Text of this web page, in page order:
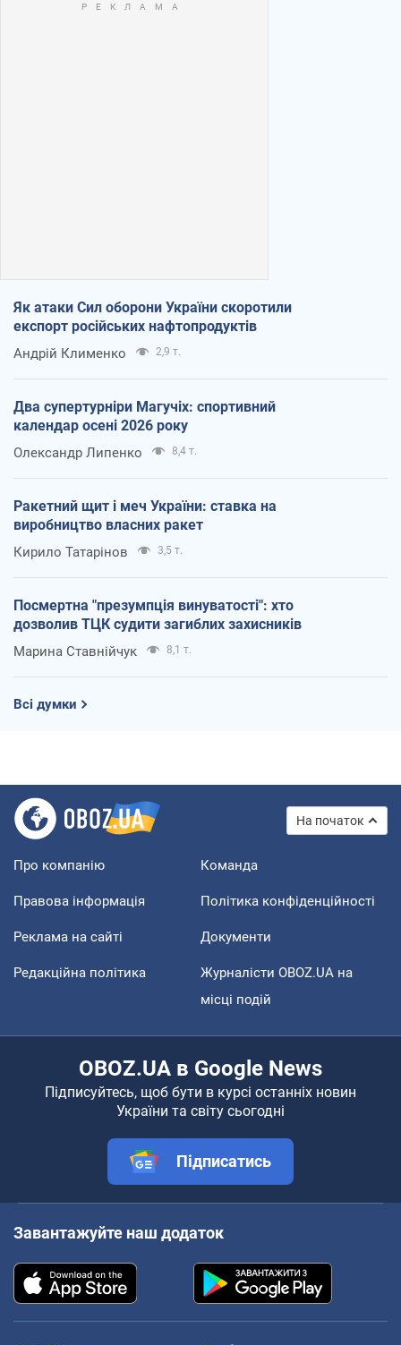
Як атаки Сил оборони України скоротили
експорт російських нафтопродуктів
Андрій Клименко 2,9 т.
Два супертурніри Магучіх: спортивний
календар осені 2026 року
Олександр Липенко 8,4 т.
Ракетний щит і меч України: ставка на
виробництво власних ракет
Кирило Татарінов 3,5 т.
Посмертна "презумпція винуватості": хто
дозволив ТЦК судити загиблих захисників
Марина Ставнійчук 8,1 т.
Всі думки
На початок
Про компанію Команда
Правова інформація Політика конфіденційності
Реклама на сайті Документи
Редакційна політика
Журналісти OBOZ.UA на
місці подій
OBOZ.UA в Google News
Підписуйтесь, щоб бути в курсі останніх новин
України та світу сьогодні
Підписатись
Завантажуйте наш додаток